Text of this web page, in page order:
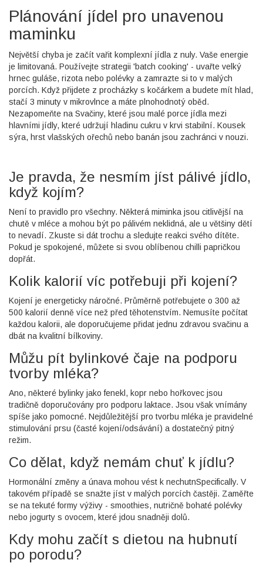
Plánování jídel pro unavenou
maminku
Největší chyba je začít vařit komplexní jídla z nuly. Vaše energie
je limitovaná. Používejte strategii 'batch cooking' - uvařte velký
hrnec guláše, rizota nebo polévky a zamrazte si to v malých
porcích. Když přijdete z procházky s kočárkem a budete mít hlad,
stačí 3 minuty v mikrovlnce a máte plnohodnotý oběd.
Nezapomeňte na Svačiny, které jsou malé porce jídla mezi
hlavními jídly, které udržují hladinu cukru v krvi stabilní. Kousek
sýra, hrst vlašských ořechů nebo banán jsou zachránci v nouzi.
Je pravda, že nesmím jíst pálivé jídlo,
když kojím?
Není to pravidlo pro všechny. Některá miminka jsou citlivější na
chutě v mléce a mohou být po pálivém neklidná, ale u většiny dětí
to nevadí. Zkuste si dát trochu a sledujte reakci svého dítěte.
Pokud je spokojené, můžete si svou oblíbenou chilli papričkou
dopřát.
Kolik kalorií víc potřebuji při kojení?
Kojení je energeticky náročné. Průměrně potřebujete o 300 až
500 kalorií denně více než před těhotenstvím. Nemusíte počítat
každou kalorii, ale doporučujeme přidat jednu zdravou svačinu a
dbát na kvalitní bílkoviny.
Můžu pít bylinkové čaje na podporu
tvorby mléka?
Ano, některé bylinky jako fenekl, kopr nebo hořkovec jsou
tradičně doporučovány pro podporu laktace. Jsou však vnímány
spíše jako pomocné. Nejdůležitější pro tvorbu mléka je pravidelné
stimulování prsu (časté kojení/odsávání) a dostatečný pitný
režim.
Co dělat, když nemám chuť k jídlu?
Hormonální změny a únava mohou vést k nechutnSpecifically. V
takovém případě se snažte jíst v malých porcích častěji. Zaměřte
se na tekuté formy výživy - smoothies, nutričně bohaté polévky
nebo jogurty s ovocem, které jdou snadněji dolů.
Kdy mohu začít s dietou na hubnutí
po porodu?